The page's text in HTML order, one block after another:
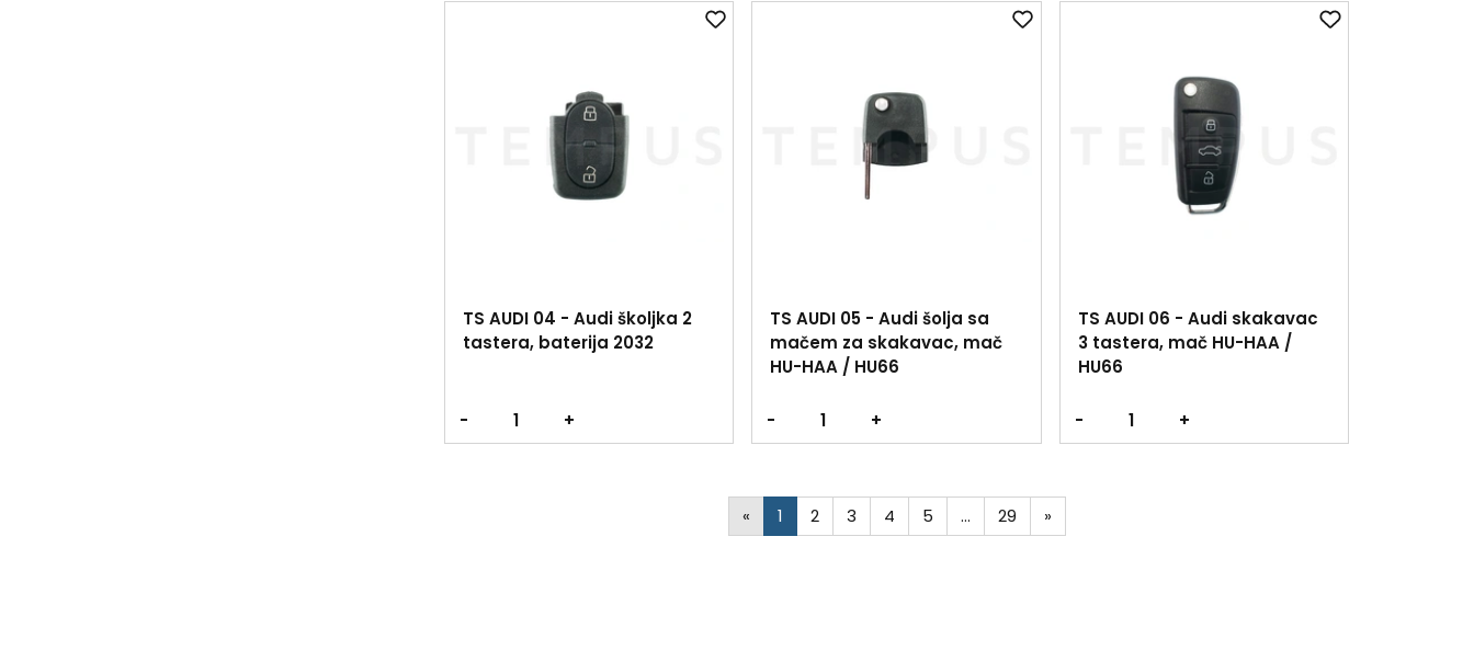
TS AUDI 04 - Audi školjka 2
tastera, baterija 2032
- +
TS AUDI 05 - Audi šolja sa
mačem za skakavac, mač
HU-HAA / HU66
- +
TS AUDI 06 - Audi skakavac
3 tastera, mač HU-HAA /
HU66
- +
« 1 2 3 4 5 … 29 »